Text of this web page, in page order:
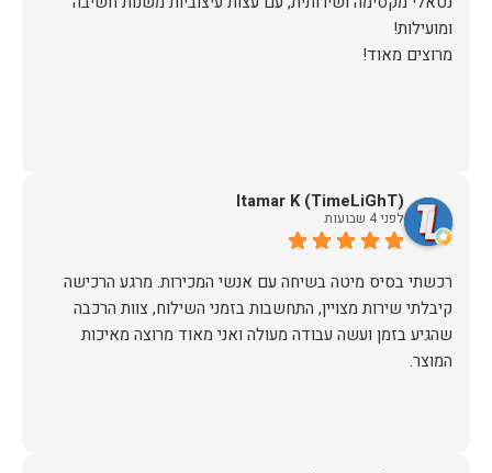
מרוצים מאוד!
Itamar K (TimeLiGhT)
לפני 4 שבועות
רכשתי בסיס מיטה בשיחה עם אנשי המכירות. מרגע הרכישה
קיבלתי שירות מצויין, התחשבות בזמני השילוח, צוות הרכבה
שהגיע בזמן ועשה עבודה מעולה ואני מאוד מרוצה מאיכות
המוצר.